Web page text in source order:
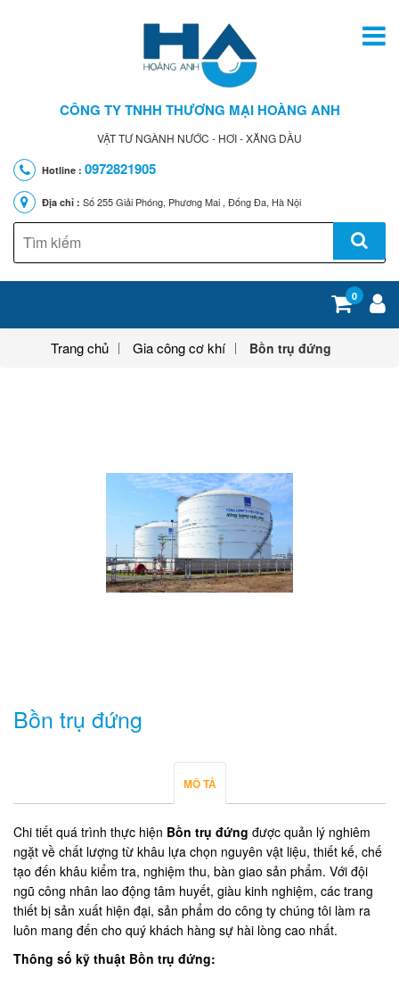
CÔNG TY TNHH THƯƠNG MẠI HOÀNG ANH
VẬT TƯ NGÀNH NƯỚC - HƠI - XĂNG DẦU
Hotline : 0972821905
Địa chỉ : Số 255 Giải Phóng, Phương Mai , Đống Đa, Hà Nội
0
Trang chủ Gia công cơ khí Bồn trụ đứng
Bồn trụ đứng
MÔ TẢ
Chi tiết quá trình thực hiện Bồn trụ đứng được quản lý nghiêm
ngặt về chất lượng từ khâu lựa chọn nguyên vật liệu, thiết kế, chế
tạo đến khâu kiểm tra, nghiệm thu, bàn giao sản phẩm. Với đội
ngũ công nhân lao động tâm huyết, giàu kinh nghiệm, các trang
thiết bị sản xuất hiện đại, sản phẩm do công ty chúng tôi làm ra
luôn mang đến cho quý khách hàng sự hài lòng cao nhất.
Thông số kỹ thuật Bồn trụ đứng: